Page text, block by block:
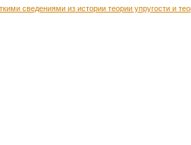
сведениями из истории теории упругости и